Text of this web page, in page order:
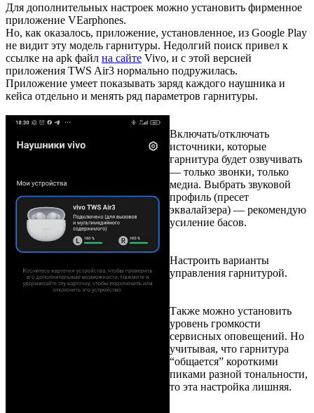
Для дополнительных настроек можно установить фирменное
приложение VEarphones.
Но, как оказалось, приложение, установленное, из Google Play
не видит эту модель гарнитуры. Недолгий поиск привел к
ссылке на apk файл на сайте Vivo, и с этой версией
приложения TWS Air3 нормально подружилась.
Приложение умеет показывать заряд каждого наушника и
кейса отдельно и менять ряд параметров гарнитуры.
Включать/отключать
источники, которые
гарнитура будет озвучивать
— только звонки, только
медиа. Выбрать звуковой
профиль (пресет
эквалайзера) — рекомендую
усиление басов.
Настроить варианты
управления гарнитурой.
Также можно установить
уровень громкости
сервисных оповещений. Но
учитывая, что гарнитура
“общается” короткими
пиками разной тональности,
то эта настройка лишняя.